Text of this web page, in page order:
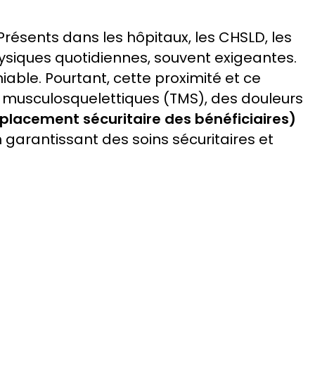
dans les hôpitaux, les CHSLD, les
quotidiennes, souvent exigeantes.
Pourtant, cette proximité et ce
(TMS), des douleurs
sécuritaire des bénéficiaires)
des soins sécuritaires et